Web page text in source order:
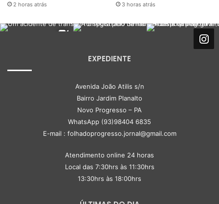
2 horas atrás 3 horas atrás
EXPEDIENTE
Avenida João Atilis s/n
Bairro Jardim Planalto
Novo Progresso – PA
WhatsApp (93)98404 6835
E-mail : folhadoprogresso.jornal@gmail.com
Atendimento online 24 horas
Local das 7:30hrs às 11:30hrs
13:30hrs às 18:00hrs